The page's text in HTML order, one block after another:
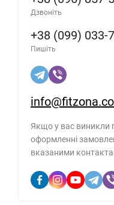
Дзвоніть
+38 (099) 033-
Пишіть
Якщо у вас виникли
оформленні
вказаними